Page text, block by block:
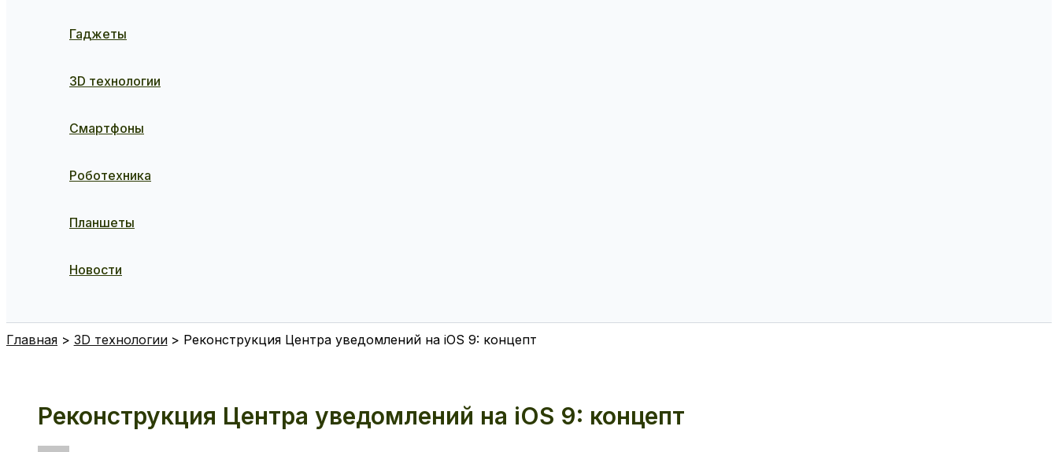
Гаджеты
3D технологии
Смартфоны
Роботехника
Планшеты
Новости
Главная 3D технологии Реконструкция Центра уведомлений на iOS 9: концепт
Реконструкция Центра уведомлений на iOS 9: концепт